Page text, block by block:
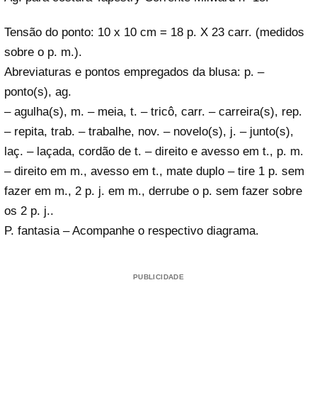
Tensão do ponto: 10 x 10 cm = 18 p. X 23 carr. (medidos
sobre o p. m.).
Abreviaturas e pontos empregados da blusa: p. –
ponto(s), ag.
– agulha(s), m. – meia, t. – tricô, carr. – carreira(s), rep.
– repita, trab. – trabalhe, nov. – novelo(s), j. – junto(s),
laç. – laçada, cordão de t. – direito e avesso em t., p. m.
– direito em m., avesso em t., mate duplo – tire 1 p. sem
fazer em m., 2 p. j. em m., derrube o p. sem fazer sobre
os 2 p. j..
P. fantasia – Acompanhe o respectivo diagrama.
PUBLICIDADE